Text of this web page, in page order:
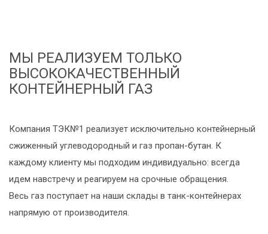
МЫ РЕАЛИЗУЕМ ТОЛЬКО
ВЫСОКОКАЧЕСТВЕННЫЙ
КОНТЕЙНЕРНЫЙ ГАЗ
Компания ТЭК№1 реализует исключительно контейнерный
сжиженный углеводородный и газ пропан-бутан. К
каждому клиенту мы подходим индивидуально: всегда
идем навстречу и реагируем на срочные обращения.
Весь газ поступает на наши склады в танк-контейнерах
напрямую от производителя.